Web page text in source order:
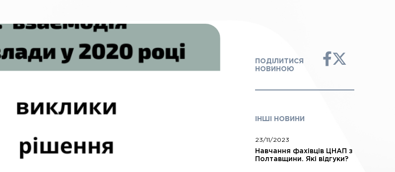
ПОДІЛИТИСЯ
НОВИНОЮ
ІНШІ НОВИНИ
23/11/2023
Навчання фахівців ЦНАП з
Полтавщини. Які відгуки?